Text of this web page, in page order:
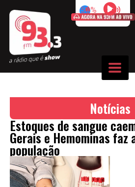
50%
Notícias
Estoques de sangue
Gerais e Hemominas faz
população